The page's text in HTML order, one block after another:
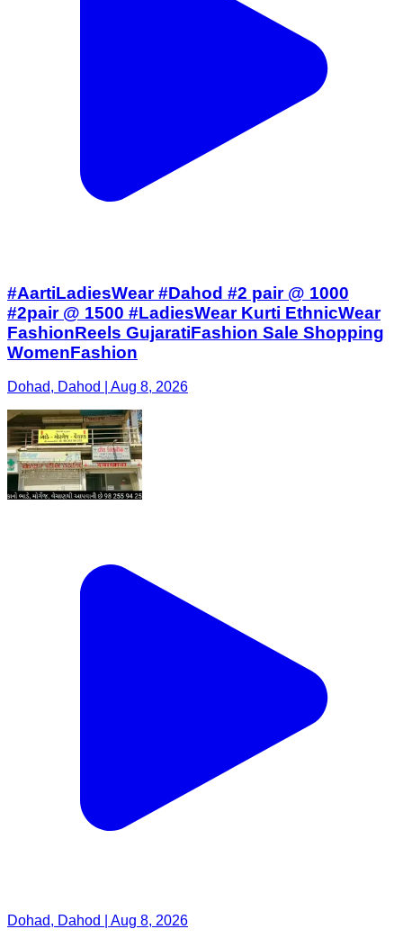
#AartiLadiesWear #Dahod #2 pair @ 1000
#2pair @ 1500 #LadiesWear Kurti EthnicWear
FashionReels GujaratiFashion Sale Shopping
WomenFashion
Dohad, Dahod | Aug 8, 2026
Dohad, Dahod | Aug 8, 2026